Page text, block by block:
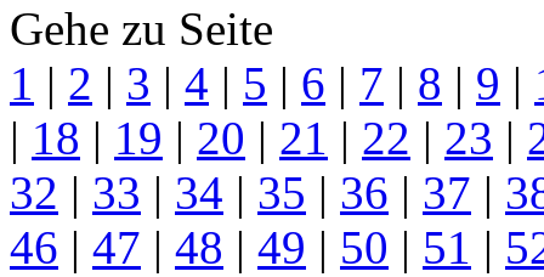
Gehe zu Seite
1 | 2 | 3 | 4 | 5 | 6 | 7 | 8 | 9 |
| 18 | 19 | 20 | 21 | 22 | 23 |
32 | 33 | 34 | 35 | 36 | 37 |
46 | 47 | 48 | 49 | 50 | 51 |